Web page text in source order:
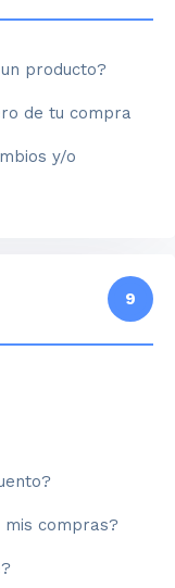
producto?
de tu compra
y/o
9
compras?